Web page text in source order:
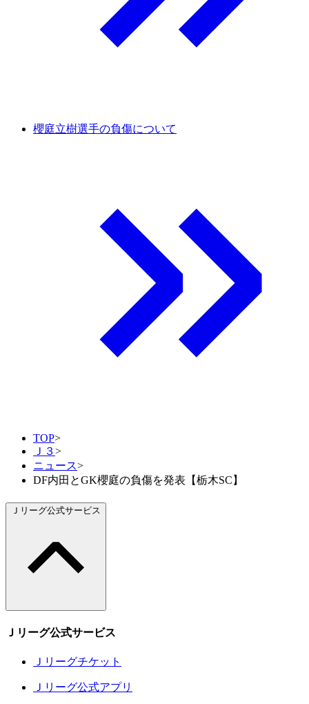
櫻庭立樹選手の負傷について
TOP>
Ｊ３>
ニュース>
DF内田とGK櫻庭の負傷を発表【栃木SC】
Ｊリーグ公式サービス
Ｊリーグ公式サービス
Ｊリーグチケット
Ｊリーグ公式アプリ